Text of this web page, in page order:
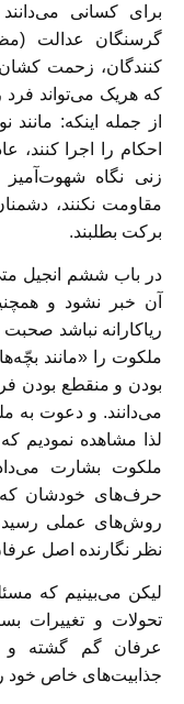
برای کسانی
گرسنگان عدالت
کنندگان، زحمت
که هریک می‌تواند
از جمله اینکه:
احکام را اجرا کنند،
زنی نگاه شهوت‌آمیز
مقاومت نکنند،
برکت بطلبند.
در باب ششم انجیل
آن خبر نشود و
ریاکارانه نباشد
ملکوت را «مانند
بودن و منقطع بودن
می‌دانند. و دعوت به
لذا مشاهده نمودیم
ملکوت بشارت
حرف‌های خودشان که‌‌
روش‌های عملی
نظر نگارنده اصل
لیکن می‌بینیم که
تحولات و تغییرات
عرفان گم گشته و
جذابیت‌های خاص خود